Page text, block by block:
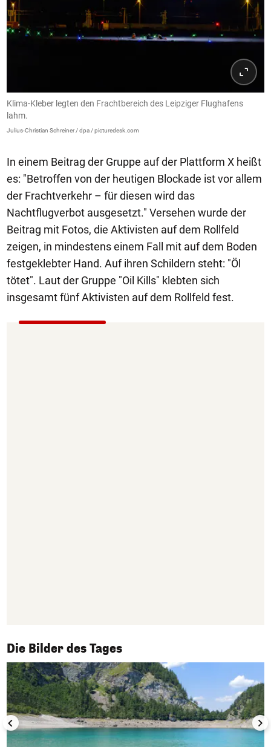
Klima-Kleber legten den Frachtbereich des Leipziger Flughafens
lahm.
Julius-Christian Schreiner / dpa / picturedesk.com
In einem Beitrag der Gruppe auf der Plattform X heißt
es: "Betroffen von der heutigen Blockade ist vor allem
der Frachtverkehr – für diesen wird das
Nachtflugverbot ausgesetzt." Versehen wurde der
Beitrag mit Fotos, die Aktivisten auf dem Rollfeld
zeigen, in mindestens einem Fall mit auf dem Boden
festgeklebter Hand. Auf ihren Schildern steht: "Öl
tötet". Laut der Gruppe "Oil Kills" klebten sich
insgesamt fünf Aktivisten auf dem Rollfeld fest.
Die Bilder des Tages
1/50